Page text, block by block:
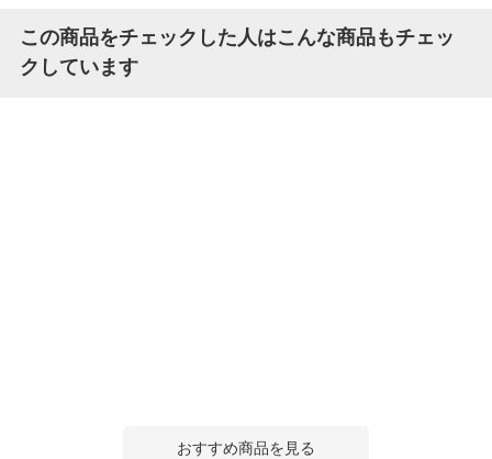
この商品をチェックした人はこんな商品もチェッ
クしています
おすすめ商品を見る